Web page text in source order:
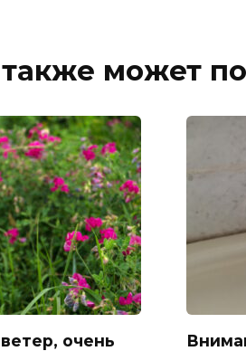
может
очень